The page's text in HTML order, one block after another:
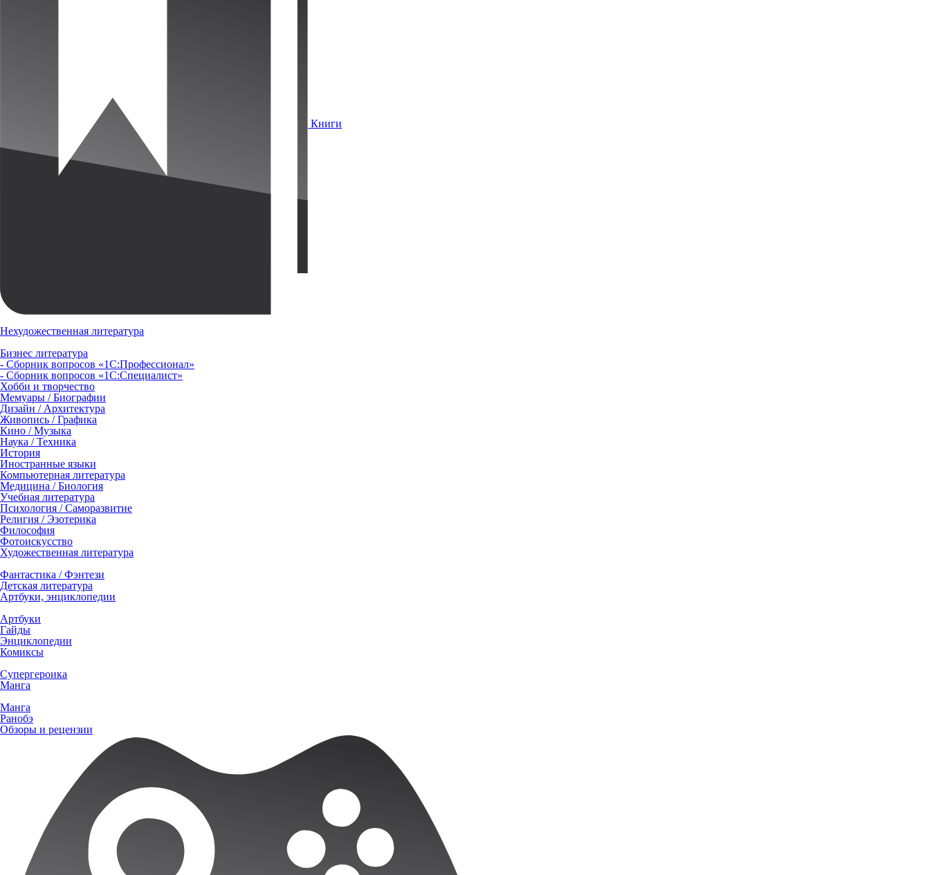
Книги
Нехудожественная литература
Бизнес литература
- Сборник вопросов «1С:Профессионал»
- Сборник вопросов «1С:Специалист»
Хобби и творчество
Мемуары / Биографии
Дизайн / Архитектура
Живопись / Графика
Кино / Музыка
Наука / Техника
История
Иностранные языки
Компьютерная литература
Медицина / Биология
Учебная литература
Психология / Саморазвитие
Религия / Эзотерика
Философия
Фотоискусство
Художественная литература
Фантастика / Фэнтези
Детская литература
Артбуки, энциклопедии
Артбуки
Гайды
Энциклопедии
Комиксы
Супергероика
Манга
Манга
Ранобэ
Обзоры и рецензии